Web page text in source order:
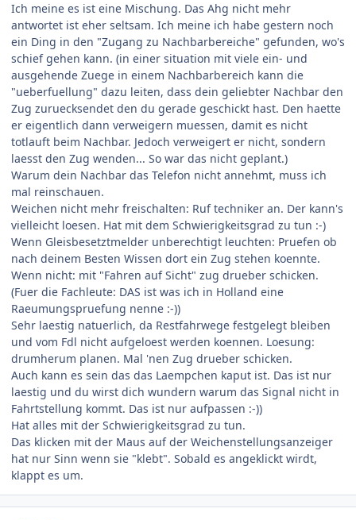
Ich meine es ist eine Mischung. Das Ahg nicht mehr
antwortet ist eher seltsam. Ich meine ich habe gestern noch
ein Ding in den "Zugang zu Nachbarbereiche" gefunden, wo's
schief gehen kann. (in einer situation mit viele ein- und
ausgehende Zuege in einem Nachbarbereich kann die
"ueberfuellung" dazu leiten, dass dein geliebter Nachbar den
Zug zuruecksendet den du gerade geschickt hast. Den haette
er eigentlich dann verweigern muessen, damit es nicht
totlauft beim Nachbar. Jedoch verweigert er nicht, sondern
laesst den Zug wenden... So war das nicht geplant.)
Warum dein Nachbar das Telefon nicht annehmt, muss ich
mal reinschauen.
Weichen nicht mehr freischalten: Ruf techniker an. Der kann's
vielleicht loesen. Hat mit dem Schwierigkeitsgrad zu tun :-)
Wenn Gleisbesetztmelder unberechtigt leuchten: Pruefen ob
nach deinem Besten Wissen dort ein Zug stehen koennte.
Wenn nicht: mit "Fahren auf Sicht" zug drueber schicken.
(Fuer die Fachleute: DAS ist was ich in Holland eine
Raeumungspruefung nenne :-))
Sehr laestig natuerlich, da Restfahrwege festgelegt bleiben
und vom Fdl nicht aufgeloest werden koennen. Loesung:
drumherum planen. Mal 'nen Zug drueber schicken.
Auch kann es sein das das Laempchen kaput ist. Das ist nur
laestig und du wirst dich wundern warum das Signal nicht in
Fahrtstellung kommt. Das ist nur aufpassen :-))
Hat alles mit der Schwierigkeitsgrad zu tun.
Das klicken mit der Maus auf der Weichenstellungsanzeiger
hat nur Sinn wenn sie "klebt". Sobald es angeklickt wirdt,
klappt es um.